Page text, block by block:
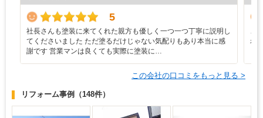
5
社長さんも塗装に来てくれた親方も優しく一つ一つ丁寧に説明し
てくださいました ただ塗るだけじゃない気配りもあり本当に感
謝です 営業マンは良くても実際に塗装に…
こ
れ
この会社の口コミをもっと見る >
リフォーム事例 （148件）